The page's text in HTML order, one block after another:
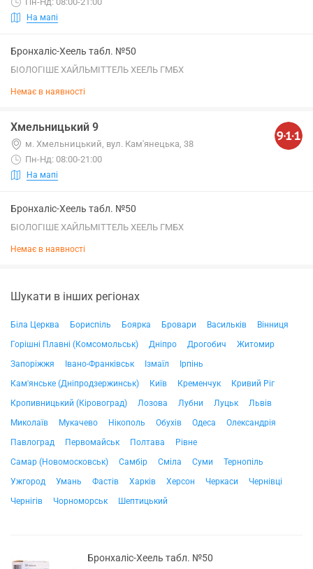
На мапі
Бронхаліс-Хеель табл. №50
БІОЛОГІШЕ ХАЙЛЬМІТТЕЛЬ ХЕЕЛЬ ГМБХ
Немає в наявності
Хмельницький 9
м. Хмельницький, вул. Кам'янецька, 38
Пн-Нд: 08:00-21:00
На мапі
Бронхаліс-Хеель табл. №50
БІОЛОГІШЕ ХАЙЛЬМІТТЕЛЬ ХЕЕЛЬ ГМБХ
Немає в наявності
Шукати в інших регіонах
Біла Церква Бориспіль Боярка Бровари Васильків
Вінниця
Горішні Плавні (Комсомольськ)
Дніпро Дрогобич
Житомир
Запоріжжя
Івано-Франківськ Ізмаїл
Ірпінь
Кам'янське (Дніпродзержинськ)
Київ Кременчук
Кривий Ріг
Кропивницький (Кіровоград)
Лозова Лубни Луцьк
Львів
Миколаїв
Мукачево Нікополь Обухів Одеса
Олександрія
Павлоград
Первомайськ Полтава
Рівне
Самар (Новомосковськ)
Самбір Сміла Суми
Тернопіль
Ужгород
Умань Фастів Харків Херсон Черкаси
Чернівці
Чернігів
Чорноморськ Шептицький
Бронхаліс-Хеель табл. №50